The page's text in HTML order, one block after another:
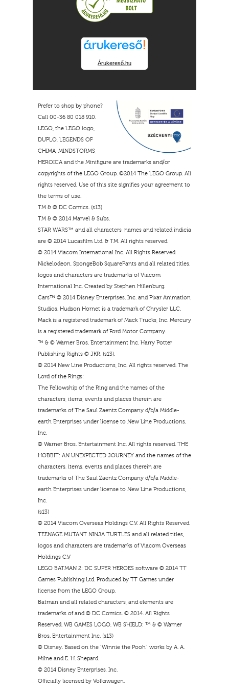
Árukereső.hu
Prefer to shop by phone?
Call 00-36 80 018 910.
LEGO, the LEGO logo,
DUPLO, LEGENDS OF
CHIMA, MINDSTORMS,
HEROICA and the Minifigure are trademarks and/or
copyrights of the LEGO Group. ©2014 The LEGO Group. All
rights reserved. Use of this site signifies your agreement to
the terms of use.
TM & © DC Comics. (s13)
TM & © 2014 Marvel & Subs.
STAR WARS™ and all characters, names and related indicia
are © 2014 Lucasfilm Ltd. & TM. All rights reserved.
© 2014 Viacom International Inc. All Rights Reserved.
Nickelodeon, SpongeBob SquarePants and all related titles,
logos and characters are trademarks of Viacom
International Inc. Created by Stephen Hillenburg.
Cars™ © 2014 Disney Enterprises, Inc. and Pixar Animation
Studios. Hudson Hornet is a trademark of Chrysler LLC.
Mack is a registered trademark of Mack Trucks, Inc. Mercury
is a registered trademark of Ford Motor Company.
™ & © Warner Bros. Entertainment Inc. Harry Potter
Publishing Rights © JKR. (s13).
© 2014 New Line Productions, Inc. All rights reserved. The
Lord of the Rings:
The Fellowship of the Ring and the names of the
characters, items, events and places therein are
trademarks of The Saul Zaentz Company d/b/a Middle-
earth Enterprises under license to New Line Productions,
Inc.
© Warner Bros. Entertainment Inc. All rights reserved. THE
HOBBIT: AN UNEXPECTED JOURNEY and the names of the
characters, items, events and places therein are
trademarks of The Saul Zaentz Company d/b/a Middle-
earth Enterprises under license to New Line Productions,
Inc.
(s13)
© 2014 Viacom Overseas Holdings C.V. All Rights Reserved.
TEENAGE MUTANT NINJA TURTLES and all related titles,
logos and characters are trademarks of Viacom Overseas
Holdings C.V
LEGO BATMAN 2: DC SUPER HEROES software © 2014 TT
Games Publishing Ltd. Produced by TT Games under
license from the LEGO Group.
Batman and all related characters, and elements are
trademarks of and © DC Comics. © 2014. All Rights
Reserved. WB GAMES LOGO, WB SHIELD: ™ & © Warner
Bros. Entertainment Inc. (s13)
© Disney. Based on the “Winnie the Pooh” works by A. A.
Milne and E. H. Shepard.
© 2014 Disney Enterprises, Inc.
Officially licensed by Volkswagen.